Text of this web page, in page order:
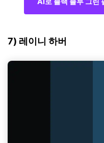
7) 레이니 하버